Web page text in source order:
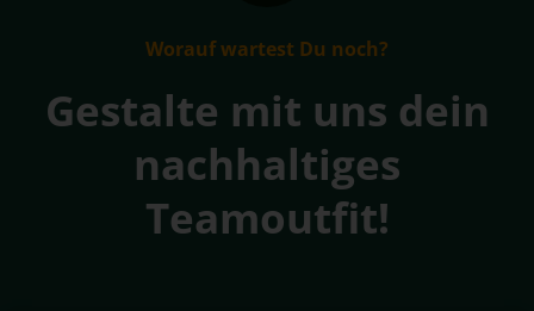
Worauf wartest Du noch?
Gestalte mit uns dein
nachhaltiges
Teamoutfit!